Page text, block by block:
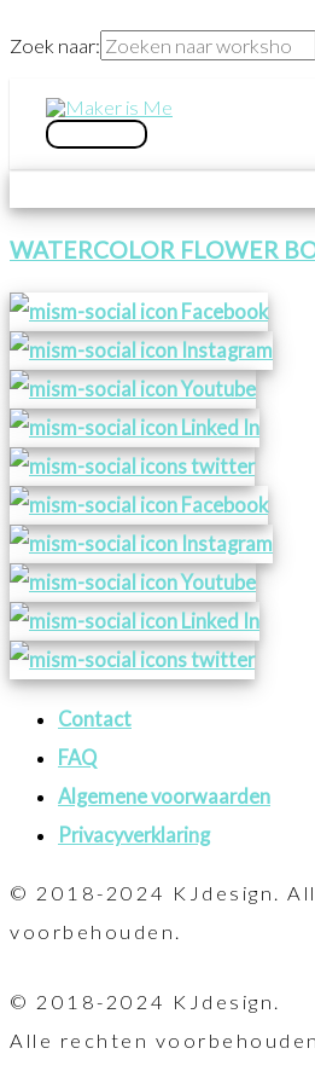
Zoek naar:
de
inhoud
hoofdmenu
WATERCOLOR FLOWER
Contact
FAQ
Algemene voorwaarden
Privacyverklaring
© 2018-2024 KJdesign.
voorbehouden.
© 2018-2024 KJdesign.
Alle rechten